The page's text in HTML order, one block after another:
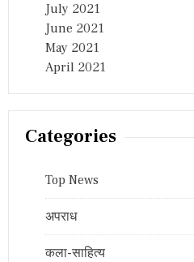
July 2021
June 2021
May 2021
April 2021
Categories
Top News
अपराध
कला-साहित्य